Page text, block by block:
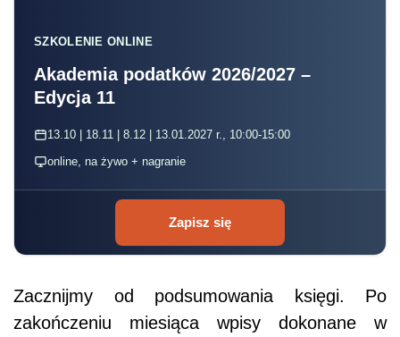
SZKOLENIE ONLINE
Akademia podatków 2026/2027 –
Edycja 11
13.10 | 18.11 | 8.12 | 13.01.2027 r., 10:00-15:00
online, na żywo + nagranie
Zapisz się
Zacznijmy od podsumowania księgi. Po
zakończeniu miesiąca wpisy dokonane w